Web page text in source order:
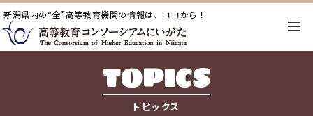
新潟県内の“全”高等教育機関の情報は、ココから！
TOPICS
トピックス